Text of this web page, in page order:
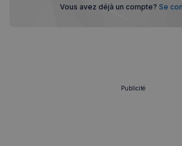
Vous avez déjà un compte? Se
Publicité